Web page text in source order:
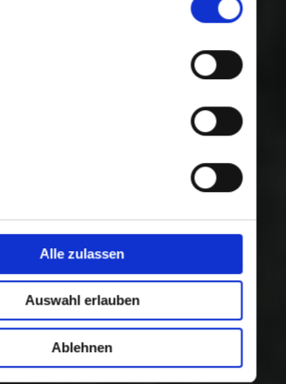
gesammelt haben.
Alle zulassen
Auswahl erlauben
Ablehnen